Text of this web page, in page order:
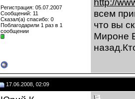
Регистрация: 05.07.2007
Сообщений: 11
Сказал(а) спасибо: 0
Поблагодарили 1 раз в 1
сообщении
всем
что вы
Мироне
17.06.2008, 02:09